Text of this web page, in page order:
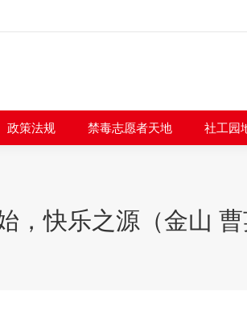
政策法规 禁毒志愿者天地 社工园
，快乐之源（金山 曹
品知识 政策法规 禁毒志愿者天地